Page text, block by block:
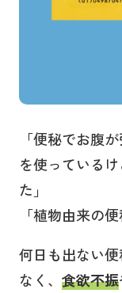
「便秘でお腹
を使っている
た」
「植物由来の
何日も出ない
なく、 食欲不振